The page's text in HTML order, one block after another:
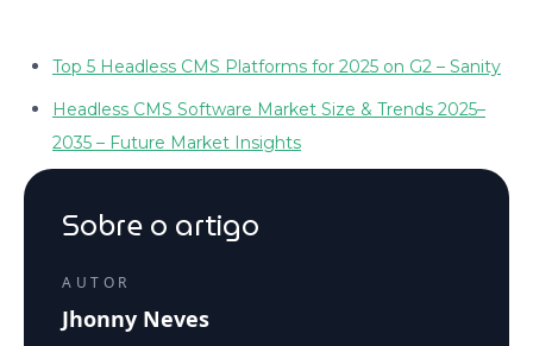
Top 5 Headless CMS Platforms for 2025 on G2 – Sanity
Headless CMS Software Market Size & Trends 2025–
2035 – Future Market Insights
Sobre o artigo
AUTOR
Jhonny Neves